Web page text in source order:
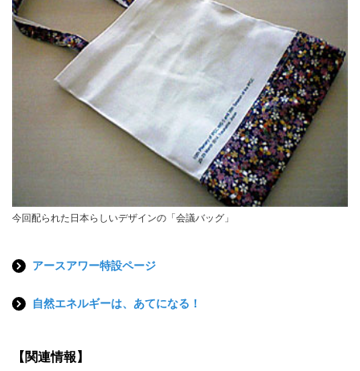
今回配られた日本らしいデザインの「会議バッグ」
アースアワー特設ページ
自然エネルギーは、あてになる！
【関連情報】